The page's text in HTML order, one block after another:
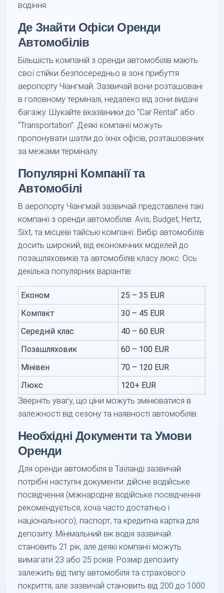
водіння.
Де Знайти Офіси Оренди
Автомобілів
Більшість компаній з оренди автомобілів мають
свої стійки безпосередньо в зоні прибуття
аеропорту Чіангмай. Зазвичай вони розташовані
в головному терміналі, недалеко від зони видачі
багажу. Шукайте вказівники до “Car Rental” або
“Transportation”. Деякі компанії можуть
пропонувати шатли до їхніх офісів, розташованих
за межами терміналу.
Популярні Компанії та
Автомобілі
В аеропорту Чіангмай зазвичай представлені такі
компанії з оренди автомобілів: Avis, Budget, Hertz,
Sixt, та місцеві тайські компанії. Вибір автомобілів
досить широкий, від економічних моделей до
позашляховиків та автомобілів класу люкс. Ось
декілька популярних варіантів:
Економ
25 – 35 EUR
Компакт
30 – 45 EUR
Середній клас
40 – 60 EUR
Позашляховик
60 – 100 EUR
Мінівен
70 – 120 EUR
Люкс
120+ EUR
Зверніть увагу, що ціни можуть змінюватися в
залежності від сезону та наявності автомобілів.
Необхідні Документи та Умови
Оренди
Для оренди автомобіля в Таїланді зазвичай
потрібні наступні документи: дійсне водійське
посвідчення (міжнародне водійське посвідчення
рекомендується, хоча часто достатньо і
національного), паспорт, та кредитна картка для
депозиту. Мінімальний вік водія зазвичай
становить 21 рік, але деякі компанії можуть
вимагати 23 або 25 років. Розмір депозиту
залежить від типу автомобіля та страхового
покриття, але зазвичай становить від 200 до 1000